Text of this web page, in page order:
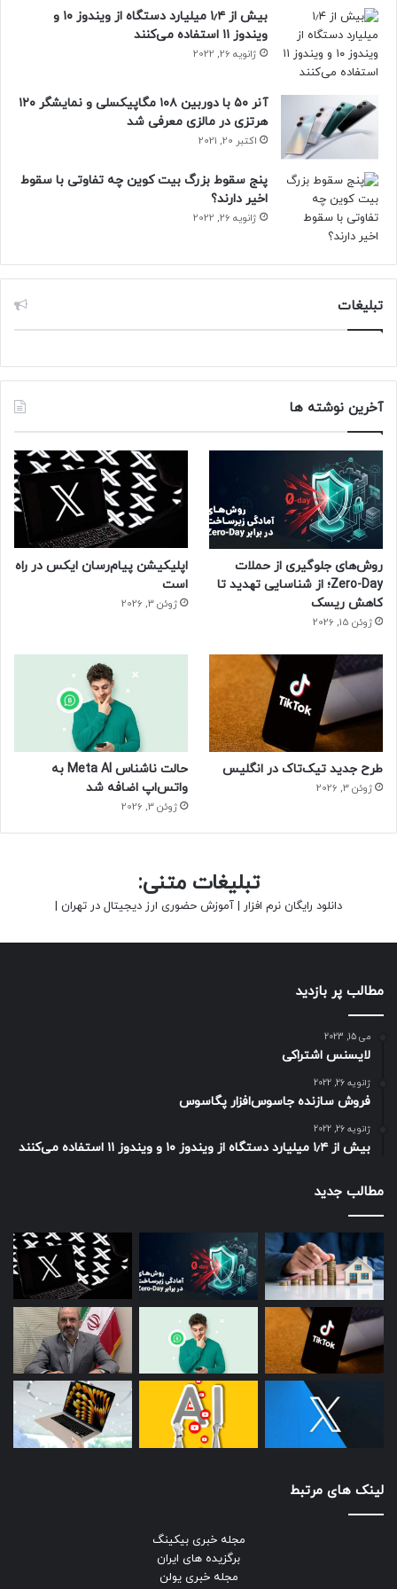
می‌تواند به توسعه درمان‌هایی کمک کند که انعطاف‌پذیری
شناختی را در برخی شرایط بهبود بخشد.
حتما بخوانید :
فیلترشکن‌ها ۱۰۰۰ مگاوات به مصرف برق
اضافه می‌کند/مصرف برق رمزارز‌ها به اندازه شهر تهران است
مصرف الکل
بیش از ۱٫۴ میلیارد دستگاه از ویندوز ۱۰ و
ویندوز ۱۱ استفاده می‌کنند
ژانویه 26, 2022
آنر ۵۰ با دوربین ۱۰۸ مگاپیکسلی و نمایشگر ۱۲۰
هرتزی در مالزی معرفی شد
اکتبر 20, 2021
پنج سقوط بزرگ بیت کوین چه تفاوتی با سقوط
اخیر دارند؟
ژانویه 26, 2022
تبلیغات
آخرین نوشته ها
روش‌های جلوگیری از حملات
Zero-Day؛ از شناسایی تهدید تا
کاهش ریسک
ژوئن 15, 2026
اپلیکیشن پیام‌رسان ایکس در راه
است
ژوئن 3, 2026
طرح جدید تیک‌تاک در انگلیس
ژوئن 3, 2026
حالت ناشناس Meta AI به
واتس‌اپ اضافه شد
ژوئن 3, 2026
تبلیغات متنی:
دانلود رایگان نرم افزار | آموزش حضوری ارز دیجیتال در تهران |
مطالب پر بازدید
می 15, 2023
لایسنس اشتراکی
ژانویه 26, 2022
فروش سازنده جاسوس‌افزار پگاسوس
ژانویه 26, 2022
بیش از ۱٫۴ میلیارد دستگاه از ویندوز ۱۰ و ویندوز ۱۱ استفاده می‌کنند
مطالب جدید
لینک های مرتبط
مجله خبری بیکینگ
برگزیده های ایران
مجله خبری یولن